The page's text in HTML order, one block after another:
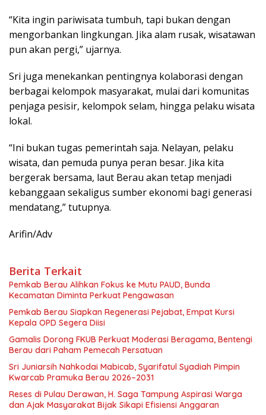
“Kita ingin pariwisata tumbuh, tapi bukan dengan
mengorbankan lingkungan. Jika alam rusak, wisatawan
pun akan pergi,” ujarnya.
Sri juga menekankan pentingnya kolaborasi dengan
berbagai kelompok masyarakat, mulai dari komunitas
penjaga pesisir, kelompok selam, hingga pelaku wisata
lokal.
“Ini bukan tugas pemerintah saja. Nelayan, pelaku
wisata, dan pemuda punya peran besar. Jika kita
bergerak bersama, laut Berau akan tetap menjadi
kebanggaan sekaligus sumber ekonomi bagi generasi
mendatang,” tutupnya.
Arifin/Adv
Berita Terkait
Pemkab Berau Alihkan Fokus ke Mutu PAUD, Bunda
Kecamatan Diminta Perkuat Pengawasan
Pemkab Berau Siapkan Regenerasi Pejabat, Empat Kursi
Kepala OPD Segera Diisi
Gamalis Dorong FKUB Perkuat Moderasi Beragama, Bentengi
Berau dari Paham Pemecah Persatuan
Sri Juniarsih Nahkodai Mabicab, Syarifatul Syadiah Pimpin
Kwarcab Pramuka Berau 2026–2031
Reses di Pulau Derawan, H. Saga Tampung Aspirasi Warga
dan Ajak Masyarakat Bijak Sikapi Efisiensi Anggaran